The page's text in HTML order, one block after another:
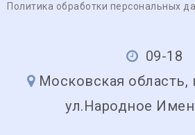
Политика обработки персональных
09-18
Московская область,
ул.Народное